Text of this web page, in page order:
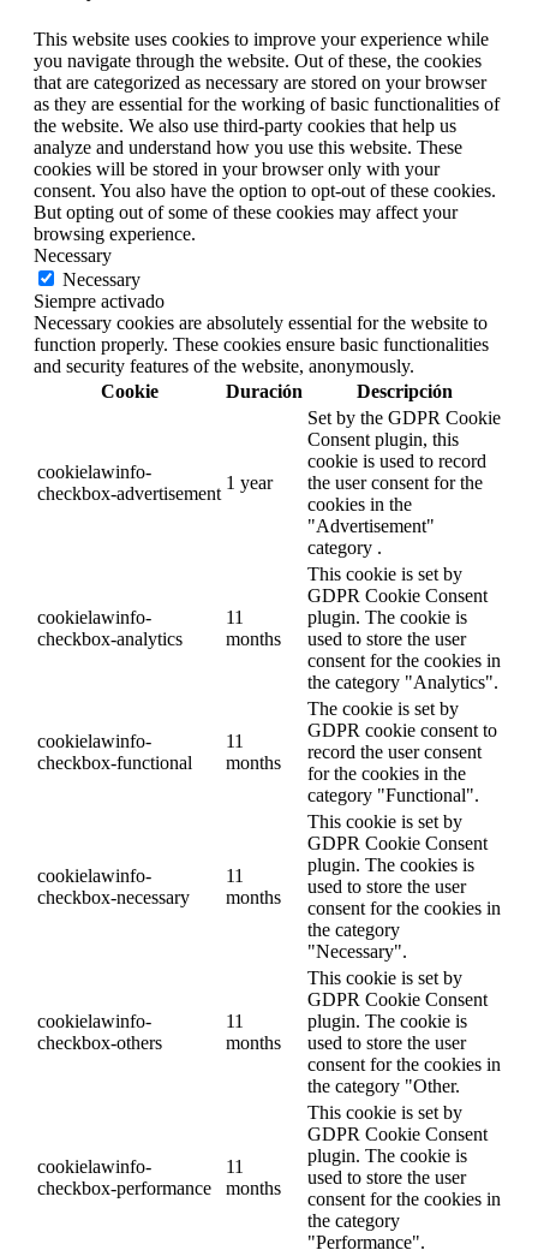
This website uses cookies to improve your experience while
you navigate through the website. Out of these, the cookies
that are categorized as necessary are stored on your browser
as they are essential for the working of basic functionalities of
the website. We also use third-party cookies that help us
analyze and understand how you use this website. These
cookies will be stored in your browser only with your
consent. You also have the option to opt-out of these cookies.
But opting out of some of these cookies may affect your
browsing experience.
Necessary
Necessary
Siempre activado
Necessary cookies are absolutely essential for the website to
function properly. These cookies ensure basic functionalities
and security features of the website, anonymously.
Cookie
Duración Descripción
cookielawinfo-
checkbox-advertisement
1 year
Set by the GDPR Cookie
Consent plugin, this
cookie is used to record
the user consent for the
cookies in the
"Advertisement"
category .
cookielawinfo-
checkbox-analytics
11
months
This cookie is set by
GDPR Cookie Consent
plugin. The cookie is
used to store the user
consent for the cookies in
the category "Analytics".
cookielawinfo-
checkbox-functional
11
months
The cookie is set by
GDPR cookie consent to
record the user consent
for the cookies in the
category "Functional".
cookielawinfo-
checkbox-necessary
11
months
This cookie is set by
GDPR Cookie Consent
plugin. The cookies is
used to store the user
consent for the cookies in
the category
"Necessary".
cookielawinfo-
checkbox-others
11
months
This cookie is set by
GDPR Cookie Consent
plugin. The cookie is
used to store the user
consent for the cookies in
the category "Other.
cookielawinfo-
checkbox-performance
11
months
This cookie is set by
GDPR Cookie Consent
plugin. The cookie is
used to store the user
consent for the cookies in
the category
"Performance".